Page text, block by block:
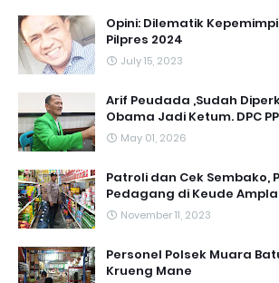
Opini: Dilematik
Pilpres 2024
July 15, 2023
Arif Peudada ,Sudah
Obama Jadi Ketum. DPC
May 01, 2026
Patroli dan Cek Sembako,
Pedagang di Keude
November 11, 2023
Personel Polsek Muara
Krueng Mane